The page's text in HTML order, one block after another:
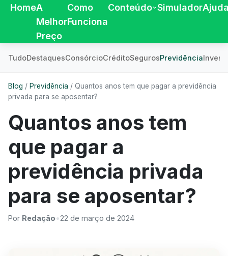
HomeA
Melhor
Preço
Como
Funciona
Conteúdo Simulador
TudoDestaquesConsórcioCréditoSegurosPrevidência
Blog / Previdência / Quantos anos tem que pagar a previdência
privada para se aposentar?
Quantos anos tem
que pagar a
previdência privada
para se aposentar?
Por Redação•22 de março de 2024